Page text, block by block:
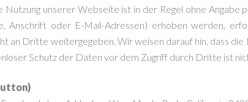
unserer Webseite ist in der Regel ohne Angabe
Anschrift oder E-Mail-Adressen) erhoben werden,
an Dritte weitergegeben. Wir weisen darauf hin, dass
Schutz der Daten vor dem Zugriff durch Dritte ist